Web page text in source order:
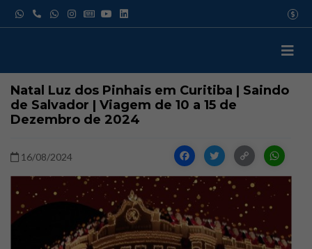
para
Natal Luz dos Pinhais em Curitiba | Saindo
de Salvador | Viagem de 10 a 15 de
Dezembro de 2024
16/08/2024 Facebook
Twitter
Copy
Link